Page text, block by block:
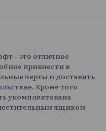
– это отличное
привнести в
черты и доставить
Кроме того
укомплектована
ящиком